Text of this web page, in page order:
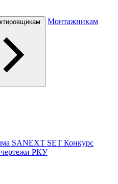
Монтажникам
SANEXT SET Конкурс
РКУ